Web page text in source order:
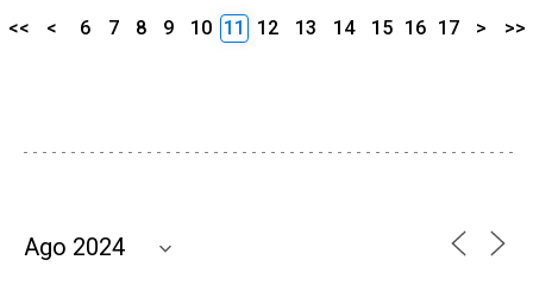
<< < 6 7 8 9 10 11 12 13 14 15 16 17 > >>